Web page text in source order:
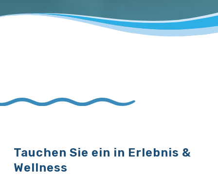
Tauchen Sie ein in Erlebnis &
Wellness